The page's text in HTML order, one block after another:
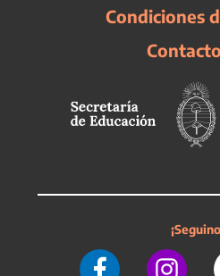
Condiciones
Contacto